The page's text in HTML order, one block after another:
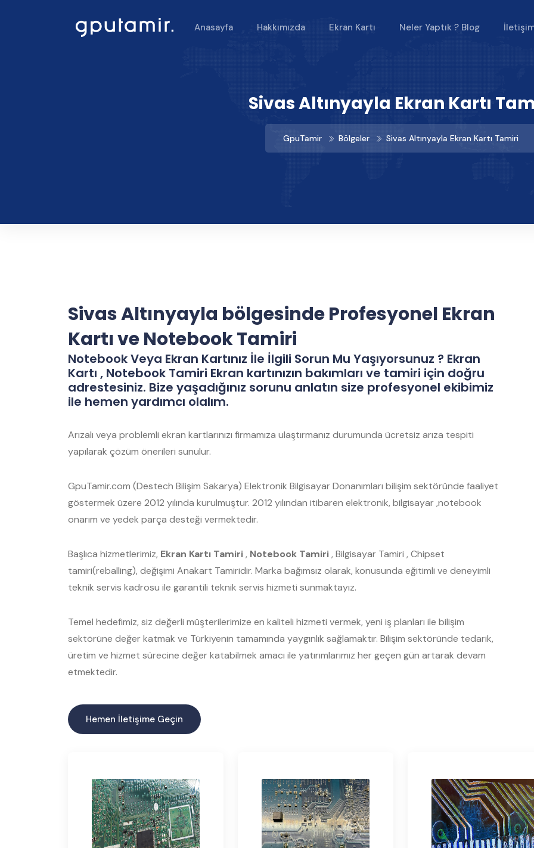
Anasayfa Hakkımızda Ekran Kartı Neler Yaptık ? Blog
Sivas Altınyayla Ekran Kartı
GpuTamir Bölgeler Sivas Altınyayla Ekran Kartı Tamiri
Sivas Altınyayla bölgesinde Profesyonel Ekran
Kartı ve Notebook Tamiri
Notebook Veya Ekran Kartınız İle İlgili Sorun Mu Yaşıyorsunuz ? Ekran
Kartı , Notebook Tamiri Ekran kartınızın bakımları ve tamiri için doğru
adrestesiniz. Bize yaşadığınız sorunu anlatın size profesyonel ekibimiz
ile hemen yardımcı olalım.
Arızalı veya problemli ekran kartlarınızı firmamıza ulaştırmanız durumunda ücretsiz arıza tespiti
yapılarak çözüm önerileri sunulur.
GpuTamir.com (Destech Bilişim Sakarya) Elektronik Bilgisayar Donanımları bilişim sektöründe faaliyet
göstermek üzere 2012 yılında kurulmuştur. 2012 yılından itibaren elektronik, bilgisayar ,notebook
onarım ve yedek parça desteği vermektedir.
Başlıca hizmetlerimiz, Ekran Kartı Tamiri, Notebook Tamiri, Bilgisayar Tamiri , Chipset
tamiri(reballing), değişimi Anakart Tamiridir. Marka bağımsız olarak, konusunda eğitimli ve deneyimli
teknik servis kadrosu ile garantili teknik servis hizmeti sunmaktayız.
Temel hedefimiz, siz değerli müşterilerimize en kaliteli hizmeti vermek, yeni iş planları ile bilişim
sektörüne değer katmak ve Türkiyenin tamamında yaygınlık sağlamaktır. Bilişim sektöründe tedarik,
üretim ve hizmet sürecine değer katabilmek amacı ile yatırımlarımız her geçen gün artarak devam
etmektedir.
Hemen İletişime Geçin